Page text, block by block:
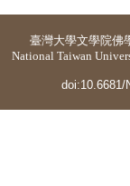
臺灣大學文學院佛
National Taiwan
doi:10.6681/